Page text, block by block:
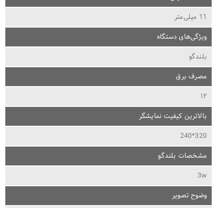
11 میلی‌متر
ویژگی‌های دستگاه
بلندگو
مصرف برق
۱۲
بالاترین کیفیت نمایشگر
320*240
مشخصات بلندگو
3w
وضوح تصویر